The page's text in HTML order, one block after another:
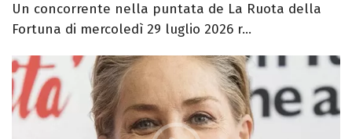
Un concorrente nella puntata de La Ruota della
Fortuna di mercoledì 29 luglio 2026 r...